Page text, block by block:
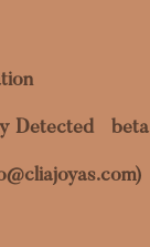
Detected beta